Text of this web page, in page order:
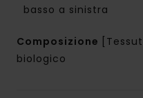
basso a sinistra
Composizione
biologico